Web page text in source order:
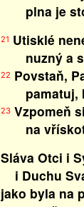
plna je
21 Utisklé
nuzný a
22 Povstaň,
pamatuj,
23 Vzpomeň
na vřískot
Sláva Otci i
i Duchu
jako byla na